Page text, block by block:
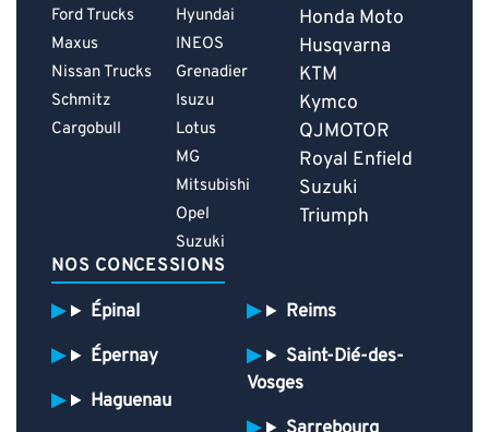
Ford Trucks
Maxus
Nissan Trucks
Schmitz
Cargobull
Hyundai
INEOS
Grenadier
Isuzu
Lotus
MG
Mitsubishi
Opel
Suzuki
Honda Moto
Husqvarna
KTM
Kymco
QJMOTOR
Royal Enfield
Suzuki
Triumph
NOS CONCESSIONS
Épinal
Épernay
Haguenau
Reims
Saint-Dié-des-
Vosges